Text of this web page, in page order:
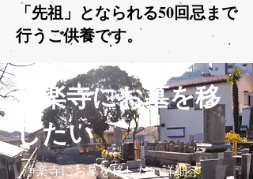
​「先祖」となられる50回忌まで
行うご供養です。
浄楽寺にお墓を移
したい
浄楽寺にお墓を移したい詳細へ